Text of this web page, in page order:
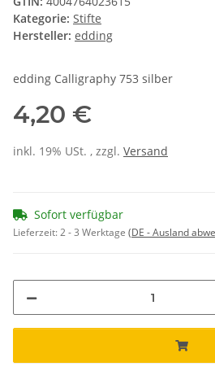
Kategorie: Stifte
Hersteller: edding
edding Calligraphy 753 silber
4,20 €
inkl. 19% USt. , zzgl. Versand
Sofort verfügbar
Lieferzeit:2 - 3 Werktage (DE - Ausland